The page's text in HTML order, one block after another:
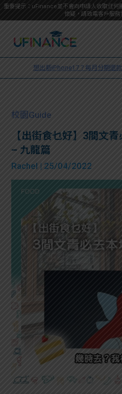
重要提示：uFinance並不會向申請人收取任何
懷疑，請致電客戶服務
想出新iPhone17？每月分期還
校園Guide
【出街食乜好】3間文
– 九龍篇
Rachel | 25/04/2022